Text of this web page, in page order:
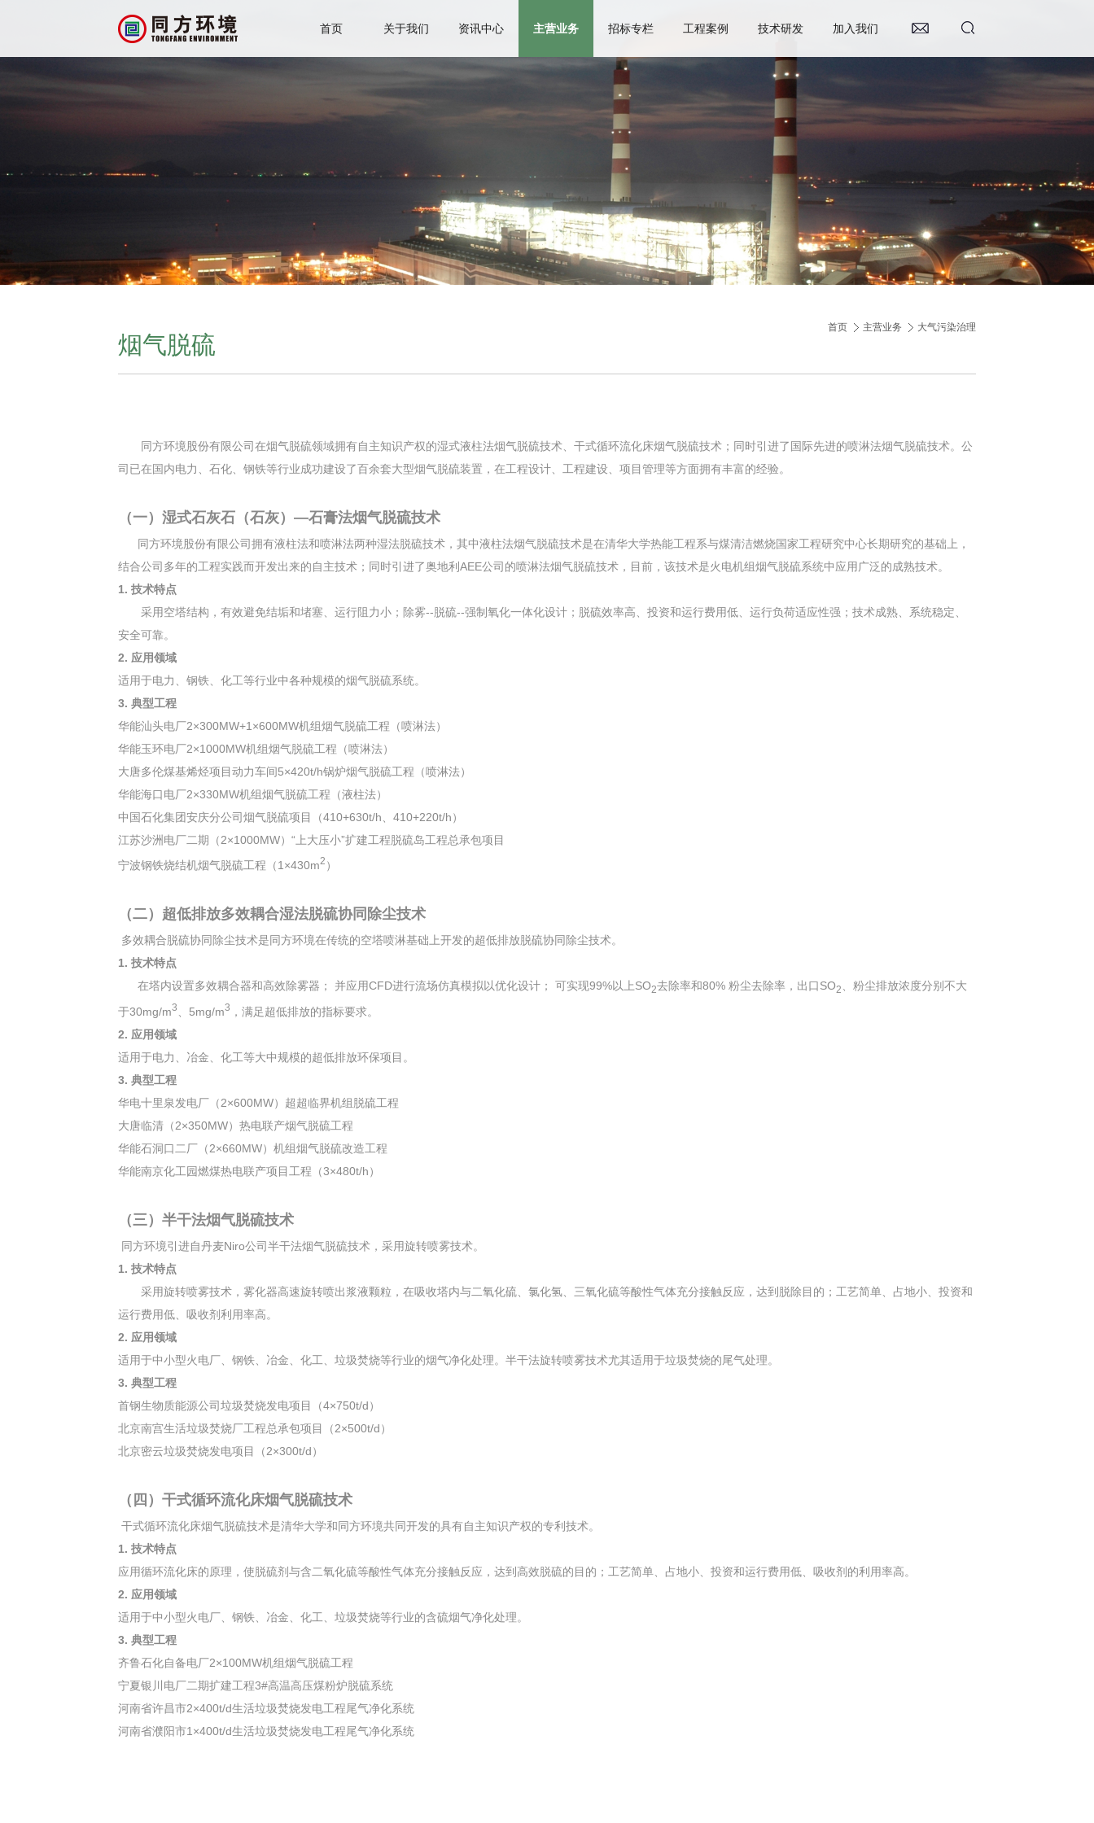
首页 关于我们 资讯中心 主营业务 招标专栏 工程案例 技术研发 加入我们
首页 主营业务 大气污染治理
烟气脱硫
同方环境股份有限公司在烟气脱硫领域拥有自主知识产权的湿式液柱法烟气脱硫技术、干式循环流化床烟气脱硫技术；同时引进了国际先进的喷淋法烟气脱硫技术。公
司已在国内电力、石化、钢铁等行业成功建设了百余套大型烟气脱硫装置，在工程设计、工程建设、项目管理等方面拥有丰富的经验。
（一）湿式石灰石（石灰）—石膏法烟气脱硫技术
同方环境股份有限公司拥有液柱法和喷淋法两种湿法脱硫技术，其中液柱法烟气脱硫技术是在清华大学热能工程系与煤清洁燃烧国家工程研究中心长期研究的基础上，
结合公司多年的工程实践而开发出来的自主技术；同时引进了奥地利AEE公司的喷淋法烟气脱硫技术，目前，该技术是火电机组烟气脱硫系统中应用广泛的成熟技术。
1. 技术特点
采用空塔结构，有效避免结垢和堵塞、运行阻力小；除雾--脱硫--强制氧化一体化设计；脱硫效率高、投资和运行费用低、运行负荷适应性强；技术成熟、系统稳定、
安全可靠。
2. 应用领域
适用于电力、钢铁、化工等行业中各种规模的烟气脱硫系统。
3. 典型工程
华能汕头电厂2×300MW+1×600MW机组烟气脱硫工程（喷淋法）
华能玉环电厂2×1000MW机组烟气脱硫工程（喷淋法）
大唐多伦煤基烯烃项目动力车间5×420t/h锅炉烟气脱硫工程（喷淋法）
华能海口电厂2×330MW机组烟气脱硫工程（液柱法）
中国石化集团安庆分公司烟气脱硫项目（410+630t/h、410+220t/h）
江苏沙洲电厂二期（2×1000MW）“上大压小”扩建工程脱硫岛工程总承包项目
宁波钢铁烧结机烟气脱硫工程（1×430m2 ）
（二）超低排放多效耦合湿法脱硫协同除尘技术
多效耦合脱硫协同除尘技术是同方环境在传统的空塔喷淋基础上开发的超低排放脱硫协同除尘技术。
1. 技术特点
在塔内设置多效耦合器和高效除雾器； 并应用CFD进行流场仿真模拟以优化设计； 可实现99%以上SO2去除率和80% 粉尘去除率，出口SO2 、粉尘排放浓度分别不大
于30mg/m3 、5mg/m3 ，满足超低排放的指标要求。
2. 应用领域
适用于电力、冶金、化工等大中规模的超低排放环保项目。
3. 典型工程
华电十里泉发电厂（2×600MW）超超临界机组脱硫工程
大唐临清（2×350MW）热电联产烟气脱硫工程
华能石洞口二厂（2×660MW）机组烟气脱硫改造工程
华能南京化工园燃煤热电联产项目工程（3×480t/h）
（三）半干法烟气脱硫技术
同方环境引进自丹麦Niro公司半干法烟气脱硫技术，采用旋转喷雾技术。
1. 技术特点
采用旋转喷雾技术，雾化器高速旋转喷出浆液颗粒，在吸收塔内与二氧化硫、氯化氢、三氧化硫等酸性气体充分接触反应，达到脱除目的；工艺简单、占地小、投资和
运行费用低、吸收剂利用率高。
2. 应用领域
适用于中小型火电厂、钢铁、冶金、化工、垃圾焚烧等行业的烟气净化处理。半干法旋转喷雾技术尤其适用于垃圾焚烧的尾气处理。
3. 典型工程
首钢生物质能源公司垃圾焚烧发电项目（4×750t/d）
北京南宫生活垃圾焚烧厂工程总承包项目（2×500t/d）
北京密云垃圾焚烧发电项目（2×300t/d）
（四）干式循环流化床烟气脱硫技术
干式循环流化床烟气脱硫技术是清华大学和同方环境共同开发的具有自主知识产权的专利技术。
1. 技术特点
应用循环流化床的原理，使脱硫剂与含二氧化硫等酸性气体充分接触反应，达到高效脱硫的目的；工艺简单、占地小、投资和运行费用低、吸收剂的利用率高。
2. 应用领域
适用于中小型火电厂、钢铁、冶金、化工、垃圾焚烧等行业的含硫烟气净化处理。
3. 典型工程
齐鲁石化自备电厂2×100MW机组烟气脱硫工程
宁夏银川电厂二期扩建工程3#高温高压煤粉炉脱硫系统
河南省许昌市2×400t/d生活垃圾焚烧发电工程尾气净化系统
河南省濮阳市1×400t/d生活垃圾焚烧发电工程尾气净化系统